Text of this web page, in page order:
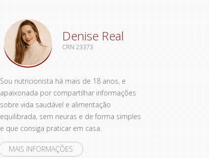
Denise Real
CRN 23373
Sou nutricionista há mais de 18 anos, e
apaixonada por compartilhar informações
sobre vida saudável e alimentação
equilibrada, sem neuras e de forma simples
e que consiga praticar em casa.
MAIS INFORMAÇÕES